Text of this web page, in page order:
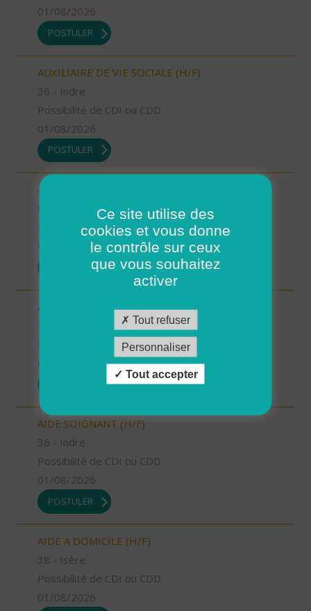
01/08/2026
POSTULER
AUXILIAIRE DE VIE SOCIALE (H/F)
36 - Indre
Possibilité de CDI ou CDD
01/08/2026
POSTULER
AUXILIAIRE DE VIE SOCIALE (H/F)
08 - Ardennes
Possibilité de CDI ou CDD
01/08/2026
POSTULER
AIDE SOIGNANT (H/F)
Possibilité de CDI ou CDD
AIDE SOIGNANT (H/F)
36 - Indre
Possibilité de CDI ou CDD
01/08/2026
POSTULER
AIDE A DOMICILE (H/F)
38 - Isère
Possibilité de CDI ou CDD
01/08/2026
Ce site utilise des
cookies et vous donne
le contrôle sur ceux
que vous souhaitez
activer
Tout refuser
Personnaliser
Tout accepter